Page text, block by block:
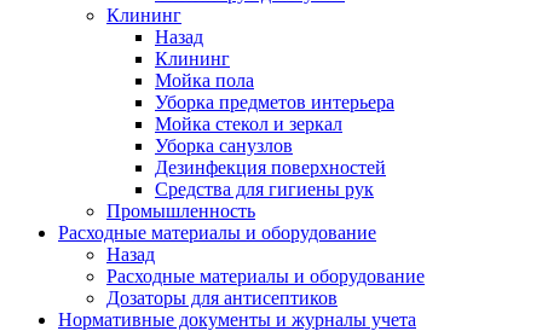
Клининг
Назад
Клининг
Мойка пола
Уборка предметов интерьера
Мойка стекол и зеркал
Уборка санузлов
Дезинфекция поверхностей
Средства для гигиены рук
Промышленность
Расходные материалы и оборудование
Назад
Расходные материалы и оборудование
Дозаторы для антисептиков
Нормативные документы и журналы учета